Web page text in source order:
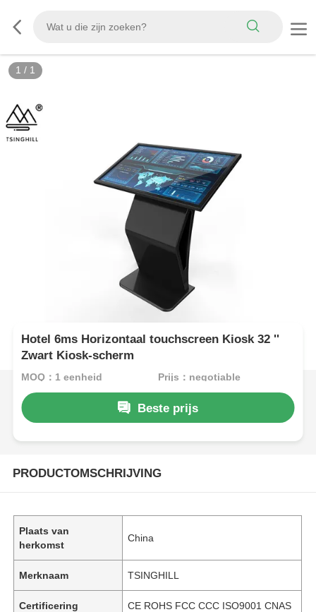
1 / 1
Hotel 6ms Horizontaal touchscreen Kiosk 32 ''
Zwart Kiosk-scherm
MOQ：1 eenheid Prijs：negotiable
Beste prijs
PRODUCTOMSCHRIJVING
Plaats van
herkomst
China
Merknaam TSINGHILL
Certificering CE ROHS FCC CCC ISO9001 CNAS